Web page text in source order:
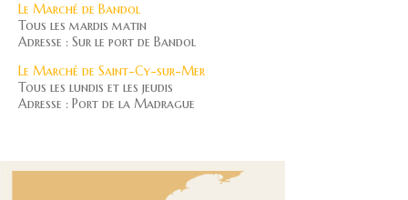
Le Marché de Bandol
Tous les mardis matin
Adresse : Sur le port de Bandol
Le Marché de Saint-Cy-sur-Mer
Tous les lundis et les jeudis
Adresse : Port de la Madrague